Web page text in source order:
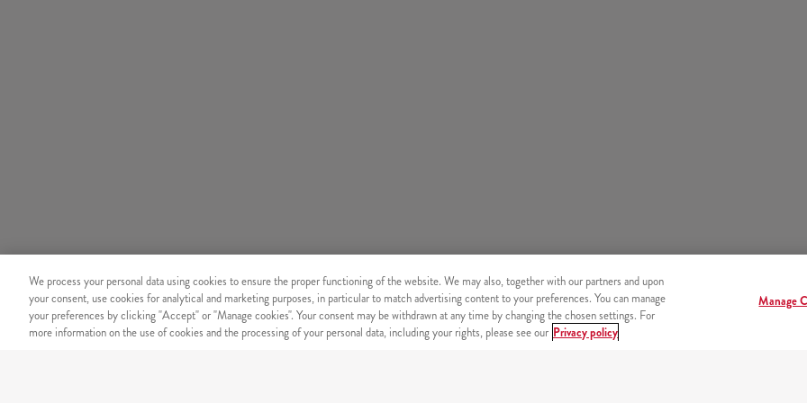
We process your personal data using cookies to ensure the proper functioning of the website. We may also, together with our partners and upon
your consent, use cookies for analytical and marketing purposes, in particular to match advertising content to your preferences. You can manage
your preferences by clicking "Accept" or "Manage cookies". Your consent may be withdrawn at any time by changing the chosen settings. For
more information on the use of cookies and the processing of your personal data, including your rights, please see our Privacy policy
Manage